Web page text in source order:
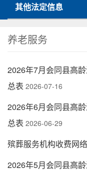
其他法定信息
养老服务
2026年7月会同县高
总表 2026-07-16
2026年6月会同县高
总表 2026-06-29
殡葬服务机构收费网
2026年5月会同县高